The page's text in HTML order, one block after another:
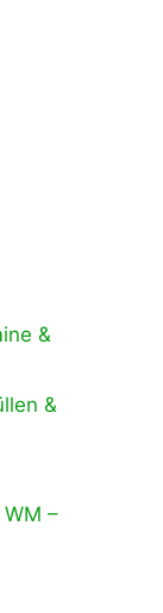
&
&
–